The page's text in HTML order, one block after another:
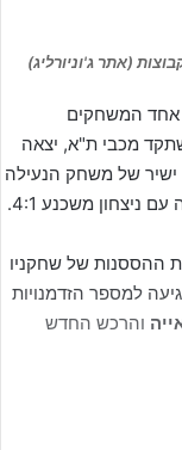
(אתר ג'וניורליג)
אחד המשחקים
מכבי ת"א, יצאה
של משחק הנעילה
ניצחון משכנע 4:1.
ההססנות של שחקניו
למספר הזדמנויות
והרכש החדש